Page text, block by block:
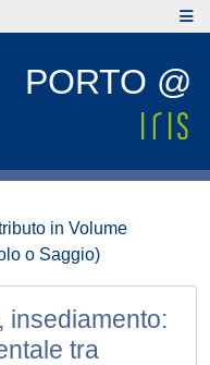
PORTO @
in Volume
o Saggio)
insediamento:
tra